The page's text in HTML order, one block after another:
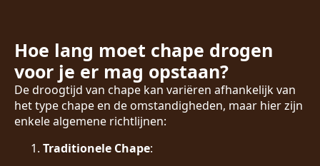
Hoe lang moet chape drogen
voor je er mag opstaan?
De droogtijd van chape kan variëren afhankelijk van
het type chape en de omstandigheden, maar hier zijn
enkele algemene richtlijnen:
Traditionele Chape: